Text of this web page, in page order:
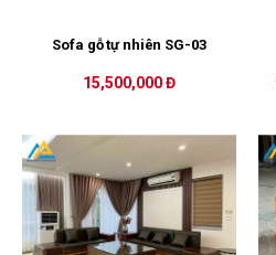
Sofa gỗ tự nhiên SG-03
15,500,000 Đ